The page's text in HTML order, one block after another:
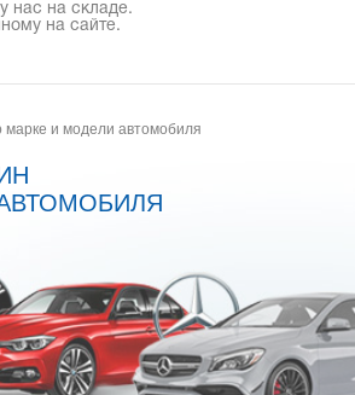
нас на складе.
на сайте.
и модели автомобиля